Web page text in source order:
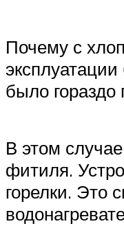
Почему с
было
В этом
фитиля.
горелки. Это